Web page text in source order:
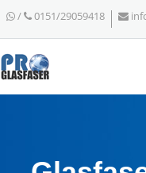
/ 0151/29059418